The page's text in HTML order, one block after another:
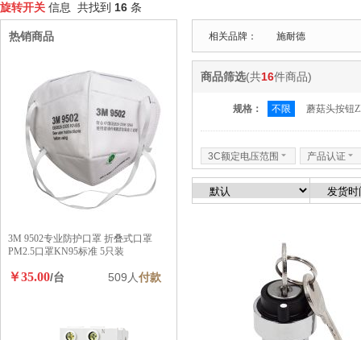
旋转开关 信息 共找到 16 条
相关品牌： 施耐德
商品筛选(共16件商品)
规格： 不限 蘑菇头按钮
3C额定电压范围 6 产品认证 6
热销商品
3M 9502专业防护口罩 折叠式口罩
PM2.5口罩KN95标准 5只装
￥35.00/台 509人付款